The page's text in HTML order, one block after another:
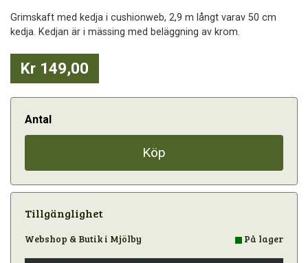
Grimskaft med kedja i cushionweb, 2,9 m långt varav 50 cm
kedja. Kedjan är i mässing med beläggning av krom.
Kr 149,00
Antal
Köp
Tillgänglighet
Webshop & Butik i Mjölby På lager